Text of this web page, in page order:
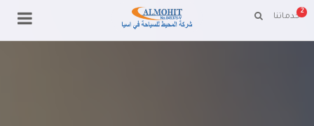
خدماتنا
2